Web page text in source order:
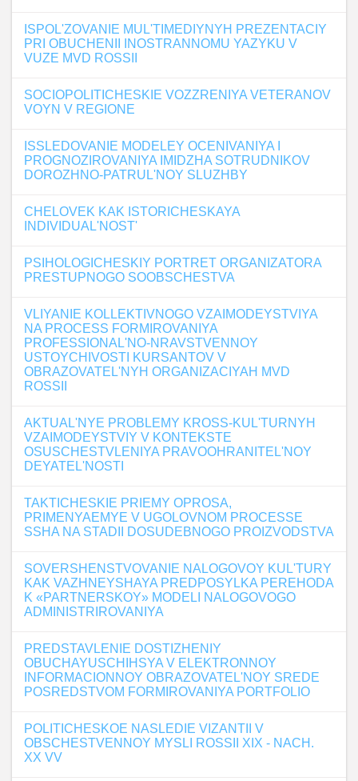
ISPOL'ZOVANIE MUL'TIMEDIYNYH PREZENTACIY
PRI OBUCHENII INOSTRANNOMU YAZYKU V
VUZE MVD ROSSII
SOCIOPOLITICHESKIE VOZZRENIYA VETERANOV
VOYN V REGIONE
ISSLEDOVANIE MODELEY OCENIVANIYA I
PROGNOZIROVANIYA IMIDZHA SOTRUDNIKOV
DOROZHNO-PATRUL'NOY SLUZHBY
CHELOVEK KAK ISTORICHESKAYA
INDIVIDUAL'NOST'
PSIHOLOGICHESKIY PORTRET ORGANIZATORA
PRESTUPNOGO SOOBSCHESTVA
VLIYANIE KOLLEKTIVNOGO VZAIMODEYSTVIYA
NA PROCESS FORMIROVANIYA
PROFESSIONAL'NO-NRAVSTVENNOY
USTOYCHIVOSTI KURSANTOV V
OBRAZOVATEL'NYH ORGANIZACIYAH MVD
ROSSII
AKTUAL'NYE PROBLEMY KROSS-KUL'TURNYH
VZAIMODEYSTVIY V KONTEKSTE
OSUSCHESTVLENIYA PRAVOOHRANITEL'NOY
DEYATEL'NOSTI
TAKTICHESKIE PRIEMY OPROSA,
PRIMENYAEMYE V UGOLOVNOM PROCESSE
SSHA NA STADII DOSUDEBNOGO PROIZVODSTVA
SOVERSHENSTVOVANIE NALOGOVOY KUL'TURY
KAK VAZHNEYSHAYA PREDPOSYLKA PEREHODA
K «PARTNERSKOY» MODELI NALOGOVOGO
ADMINISTRIROVANIYA
PREDSTAVLENIE DOSTIZHENIY
OBUCHAYUSCHIHSYA V ELEKTRONNOY
INFORMACIONNOY OBRAZOVATEL'NOY SREDE
POSREDSTVOM FORMIROVANIYA PORTFOLIO
POLITICHESKOE NASLEDIE VIZANTII V
OBSCHESTVENNOY MYSLI ROSSII XIX - NACH.
XX VV